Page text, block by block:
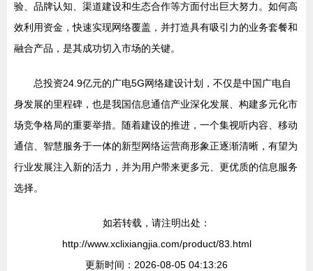
验、品牌认知、渠道建设和生态合作等方面付出巨大努力。如何高
效利用资金，快速实现网络覆盖，并打造具有吸引力的业务套餐和
融合产品，是其成功切入市场的关键。
总投资24.9亿元的广电5G网络建设计划，不仅是中国广电自
身发展的里程碑，也是我国信息通信产业深化发展、构建多元化市
场竞争格局的重要举措。随着建设的推进，一个集视听内容、移动
通信、智慧服务于一体的新型网络运营商形象正逐渐清晰，有望为
行业发展注入新的活力，并为用户带来更多元、更优质的信息服务
选择。
如若转载，请注明出处：
http://www.xclixiangjia.com/product/83.html
更新时间：2026-08-05 04:13:26